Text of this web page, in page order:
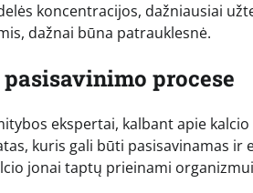
koncentracijos, dažniausiai
dažnai būna patrauklesnė.
procese
ekspertai, kalbant apie
kuris gali būti pasisavinamas
jonai taptų prieinami